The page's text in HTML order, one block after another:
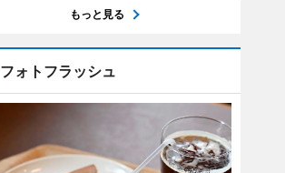
もっと見る
フォトフラッシュ